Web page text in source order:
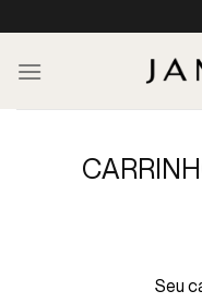
to
content
Seu